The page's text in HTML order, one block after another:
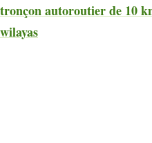
tronçon autoroutier de 10
wilayas